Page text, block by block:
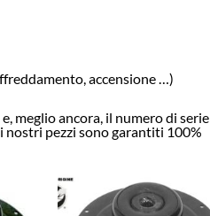
accensione …)
meglio ancora, il numero di serie
nostri pezzi sono garantiti 100%